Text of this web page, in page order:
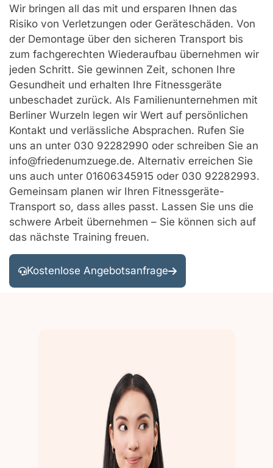
Wir bringen all das mit und ersparen Ihnen das
Risiko von Verletzungen oder Geräteschäden. Von
der Demontage über den sicheren Transport bis
zum fachgerechten Wiederaufbau übernehmen wir
jeden Schritt. Sie gewinnen Zeit, schonen Ihre
Gesundheit und erhalten Ihre Fitnessgeräte
unbeschadet zurück. Als Familienunternehmen mit
Berliner Wurzeln legen wir Wert auf persönlichen
Kontakt und verlässliche Absprachen. Rufen Sie
uns an unter 030 92282990 oder schreiben Sie an
info@friedenumzuege.de. Alternativ erreichen Sie
uns auch unter 01606345915 oder 030 92282993.
Gemeinsam planen wir Ihren Fitnessgeräte-
Transport so, dass alles passt. Lassen Sie uns die
schwere Arbeit übernehmen – Sie können sich auf
das nächste Training freuen.
Kostenlose Angebotsanfrage